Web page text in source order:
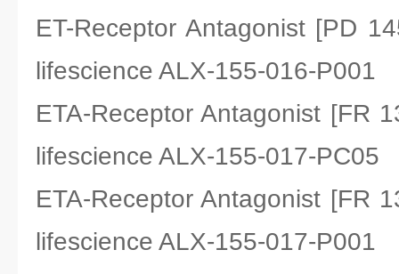
ET-Receptor Antagonist [PD
lifescience ALX-155-016-P001
ETA-Receptor Antagonist [FR
lifescience ALX-155-017-PC05
ETA-Receptor Antagonist [FR
lifescience ALX-155-017-P001